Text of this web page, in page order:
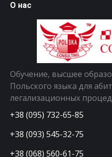
О нас
Обучение, высшее
Польского языка для
легализационных
+38 (095) 732-65-85
+38 (093) 545-32-75
+38 (068) 560-61-75